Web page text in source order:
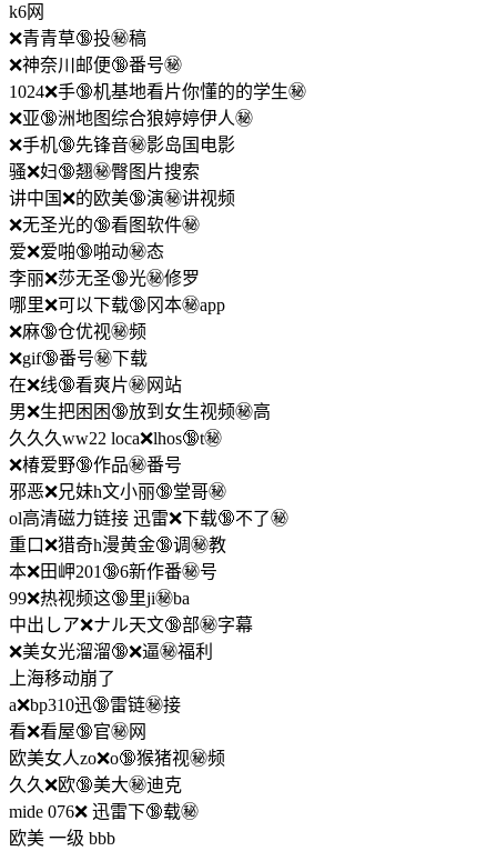
k6网
❌青青草🔞投㊙️稿
❌神奈川邮便🔞番号㊙️
1024❌手🔞机基地看片你懂的的学生㊙️
❌亚🔞洲地图综合狼婷婷伊人㊙️
❌手机🔞先锋音㊙️影岛国电影
骚❌妇🔞翘㊙️臀图片搜索
讲中国❌的欧美🔞演㊙️讲视频
❌无圣光的🔞看图软件㊙️
爱❌爱啪🔞啪动㊙️态
李丽❌莎无圣🔞光㊙️修罗
哪里❌可以下载🔞冈本㊙️app
❌麻🔞仓优视㊙️频
❌gif🔞番号㊙️下载
在❌线🔞看爽片㊙️网站
男❌生把困困🔞放到女生视频㊙️高
久久久ww22 loca❌lhos🔞t㊙️
❌椿爱野🔞作品㊙️番号
邪恶❌兄妹h文小丽🔞堂哥㊙️
ol高清磁力链接 迅雷❌下载🔞不了㊙️
重口❌猎奇h漫黄金🔞调㊙️教
本❌田岬201🔞6新作番㊙️号
99❌热视频这🔞里ji㊙️ba
中出しア❌ナル天文🔞部㊙️字幕
❌美女光溜溜🔞❌逼㊙️福利
上海移动崩了
a❌bp310迅🔞雷链㊙️接
看❌看屋🔞官㊙️网
欧美女人zo❌o🔞猴猪视㊙️频
久久❌欧🔞美大㊙️迪克
mide 076❌ 迅雷下🔞载㊙️
欧美 一级 bbb